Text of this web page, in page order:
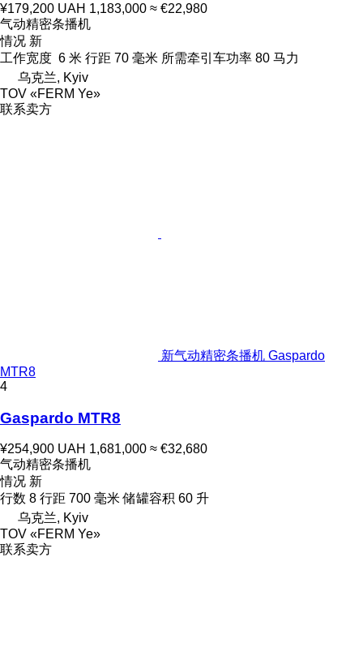
¥179,200 UAH 1,183,000 ≈ €22,980
气动精密条播机
情况 新
工作宽度 6 米 行距 70 毫米 所需牵引车功率 80 马力
乌克兰, Kyiv
TOV «FERM Ye»
联系卖方
新气动精密条播机 Gaspardo
MTR8
4
Gaspardo MTR8
¥254,900 UAH 1,681,000 ≈ €32,680
气动精密条播机
情况 新
行数 8 行距 700 毫米 储罐容积 60 升
乌克兰, Kyiv
TOV «FERM Ye»
联系卖方